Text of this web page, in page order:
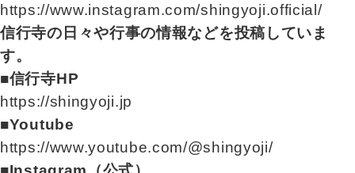
https://www.instagram.com/shingyoji.official/
信行寺の日々や行事の情報などを投稿していま
す。
■信行寺HP
https://shingyoji.jp
■Youtube
https://www.youtube.com/@shingyoji/